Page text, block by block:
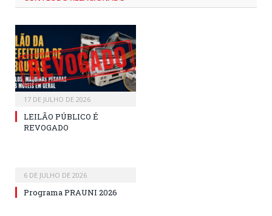
17 DE JULHO DE 2026
LEILÃO PÚBLICO É
REVOGADO
6 DE JULHO DE 2026
Programa PRAUNI 2026